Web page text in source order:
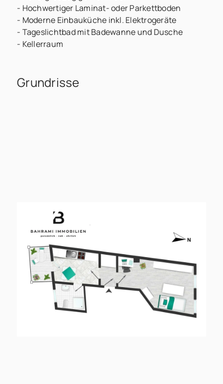
- Hochwertiger Laminat- oder Parkettboden
- Moderne Einbauküche inkl. Elektrogeräte
- Tageslichtbad mit Badewanne und Dusche
- Kellerraum
Grundrisse